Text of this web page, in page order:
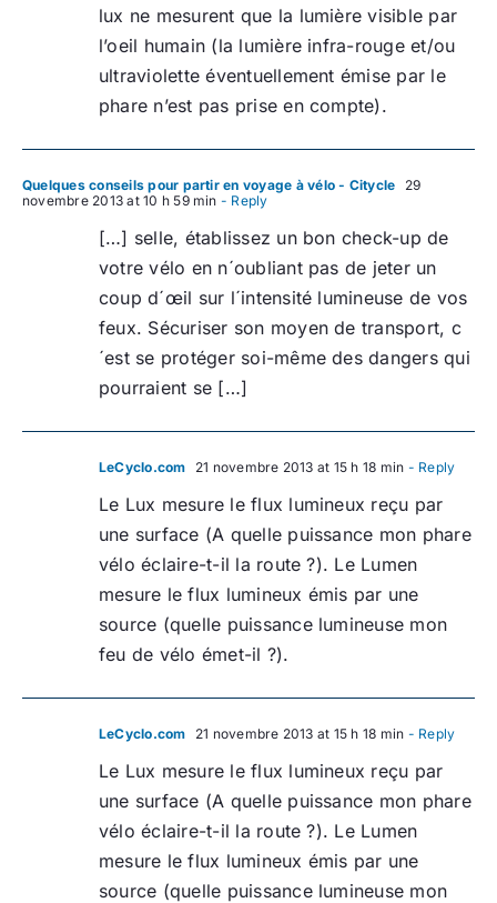
lux ne mesurent que la lumière visible par
l’oeil humain (la lumière infra-rouge et/ou
ultraviolette éventuellement émise par le
phare n’est pas prise en compte).
Quelques conseils pour partir en voyage à vélo - Citycle
29
novembre 2013 at 10 h 59 min - Reply
[…] selle, établissez un bon check-up de
votre vélo en n´oubliant pas de jeter un
coup d´œil sur l´intensité lumineuse de vos
feux. Sécuriser son moyen de transport, c
´est se protéger soi-même des dangers qui
pourraient se […]
LeCyclo.com 21 novembre 2013 at 15 h 18 min - Reply
Le Lux mesure le flux lumineux reçu par
une surface (A quelle puissance mon phare
vélo éclaire-t-il la route ?). Le Lumen
mesure le flux lumineux émis par une
source (quelle puissance lumineuse mon
feu de vélo émet-il ?).
LeCyclo.com 21 novembre 2013 at 15 h 18 min - Reply
Le Lux mesure le flux lumineux reçu par
une surface (A quelle puissance mon phare
vélo éclaire-t-il la route ?). Le Lumen
mesure le flux lumineux émis par une
source (quelle puissance lumineuse mon